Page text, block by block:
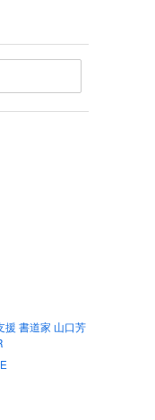
援 書道家 山口芳